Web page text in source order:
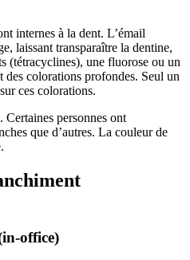
internes à la dent. L’émail
laissant transparaître la dentine,
(tétracyclines), une fluorose ou un
des colorations profondes. Seul un
ces colorations.
Certaines personnes ont
que d’autres. La couleur de
office)